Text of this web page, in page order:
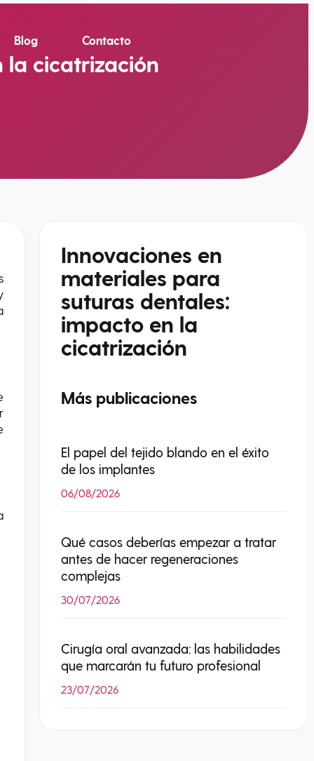
Blog Contacto
la cicatrización
Innovaciones en
materiales para
suturas dentales:
impacto en la
cicatrización
Más publicaciones
El papel del tejido blando en el éxito
de los implantes
06/08/2026
Qué casos deberías empezar a tratar
antes de hacer regeneraciones
complejas
30/07/2026
Cirugía oral avanzada: las habilidades
que marcarán tu futuro profesional
23/07/2026